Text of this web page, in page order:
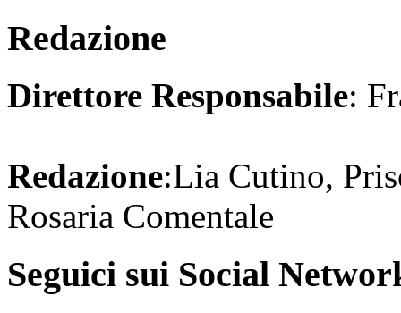
Redazione
Direttore Responsabile:
Redazione:Lia Cutino,
Rosaria Comentale
Seguici sui Social